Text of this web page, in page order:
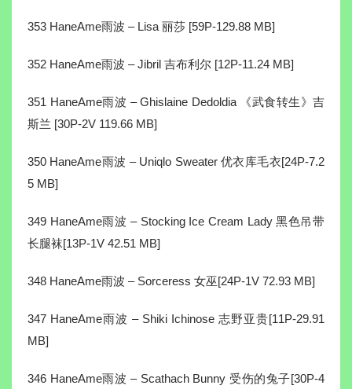
353 HaneAme雨波 – Lisa 丽莎 [59P-129.88 MB]
352 HaneAme雨波 – Jibril 吉布利尔 [12P-11.24 MB]
351 HaneAme雨波 – Ghislaine Dedoldia 《武食转生》吉
斯兰 [30P-2V 119.66 MB]
350 HaneAme雨波 – Uniqlo Sweater 优衣库毛衣[24P-7.2
5 MB]
349 HaneAme雨波 – Stocking Ice Cream Lady 黑色吊带
长腿袜[13P-1V 42.51 MB]
348 HaneAme雨波 – Sorceress 女巫[24P-1V 72.93 MB]
347 HaneAme雨波 – Shiki Ichinose 志野亚贵[11P-29.91
MB]
346 HaneAme雨波 – Scathach Bunny 受伤的兔子[30P-4